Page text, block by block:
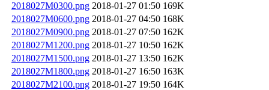
2018027M0300.png 2018-01-27 01:50 169K
2018027M0600.png 2018-01-27 04:50 168K
2018027M0900.png 2018-01-27 07:50 162K
2018027M1200.png 2018-01-27 10:50 162K
2018027M1500.png 2018-01-27 13:50 162K
2018027M1800.png 2018-01-27 16:50 163K
2018027M2100.png 2018-01-27 19:50 164K